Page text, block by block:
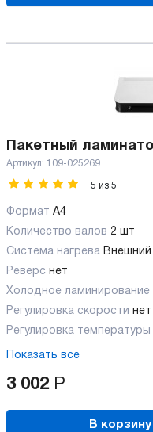
Пакетный
Артикул: 109-025269
5 из 5
Формат A4
Количество валов 2 шт
Cистема нагрева Внешний
Реверс нет
Холодное ламинирование
Регулировка скорости нет
Регулировка температуры
Показать все
3 002 Р
В корзину